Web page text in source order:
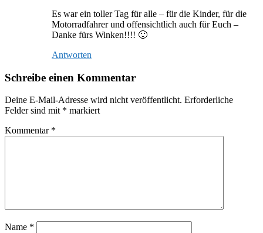
Es war ein toller Tag für alle – für die Kinder, für die
Motorradfahrer und offensichtlich auch für Euch –
Danke fürs Winken!!!! 🙂
Antworten
Schreibe einen Kommentar
Deine E-Mail-Adresse wird nicht veröffentlicht. Erforderliche
Felder sind mit * markiert
Kommentar *
Name *